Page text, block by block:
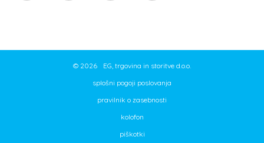
© 2026
EG, trgovina in storitve d.o.o.
splošni pogoji poslovanja
pravilnik o zasebnosti
kolofon
piškotki